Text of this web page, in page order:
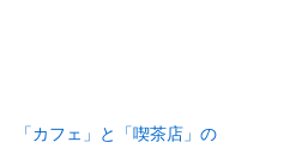
「カフェ」と「喫茶店」の